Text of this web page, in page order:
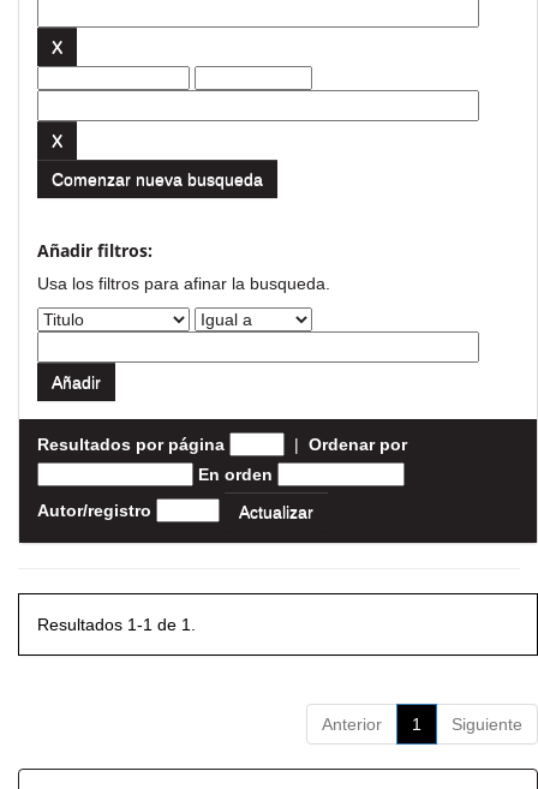
Comenzar nueva busqueda
Añadir filtros:
Usa los filtros para afinar la busqueda.
Resultados por página | Ordenar por
En orden
Autor/registro
Resultados 1-1 de 1.
Anterior 1 Siguiente